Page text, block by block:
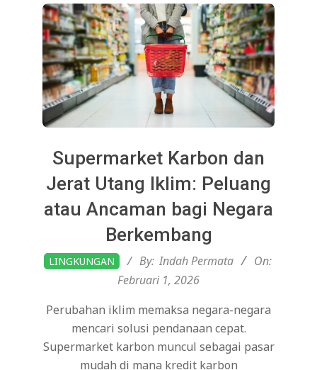
Supermarket Karbon dan
Jerat Utang Iklim: Peluang
atau Ancaman bagi Negara
Berkembang
2026-
02-
LINGKUNGAN By: Indah Permata
On:
Februari 1, 2026
Perubahan iklim memaksa negara-negara
mencari solusi pendanaan cepat.
Supermarket karbon muncul sebagai pasar
mudah di mana kredit karbon